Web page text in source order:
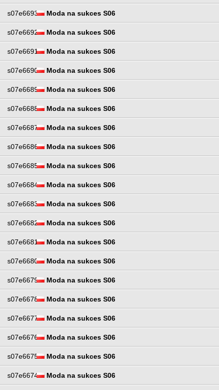
s07e6693 Moda na sukces S06
s07e6692 Moda na sukces S06
s07e6691 Moda na sukces S06
s07e6690 Moda na sukces S06
s07e6689 Moda na sukces S06
s07e6688 Moda na sukces S06
s07e6687 Moda na sukces S06
s07e6686 Moda na sukces S06
s07e6685 Moda na sukces S06
s07e6684 Moda na sukces S06
s07e6683 Moda na sukces S06
s07e6682 Moda na sukces S06
s07e6681 Moda na sukces S06
s07e6680 Moda na sukces S06
s07e6679 Moda na sukces S06
s07e6678 Moda na sukces S06
s07e6677 Moda na sukces S06
s07e6676 Moda na sukces S06
s07e6675 Moda na sukces S06
s07e6674 Moda na sukces S06